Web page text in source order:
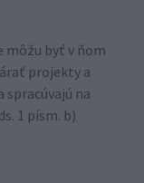
môžu byť v ňom
projekty a
spracúvajú na
1 písm. b)